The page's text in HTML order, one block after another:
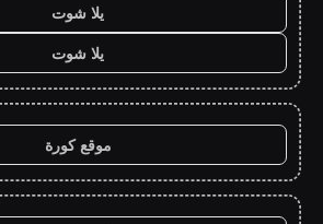
يلا شوت
يلا شوت
موقع كورة